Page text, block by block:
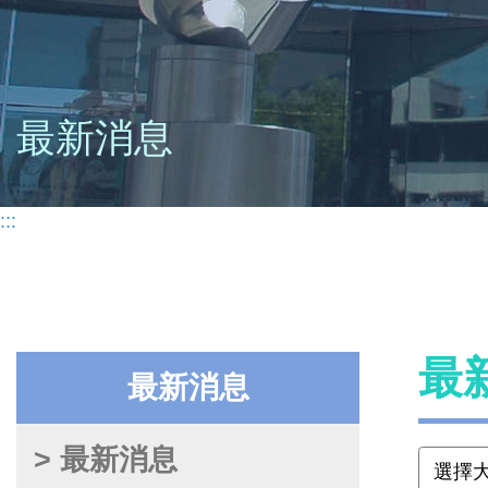
最新消息
:::
最新消息
> 最新消息
最